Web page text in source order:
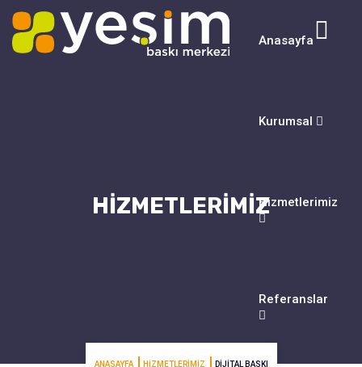
Anasayfa
Kurumsal
Hizmetlerimiz
Referanslar
HIZMETLERIMIZ
ANASAYFA HIZMETLERIMIZ DIJITAL BASKI